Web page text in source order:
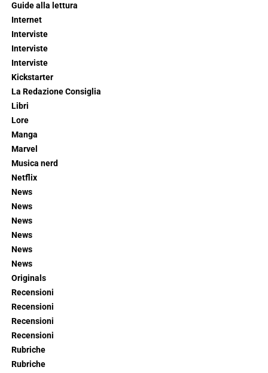
Guide alla lettura
Internet
Interviste
Interviste
Interviste
Kickstarter
La Redazione Consiglia
Libri
Lore
Manga
Marvel
Musica nerd
Netflix
News
News
News
News
News
News
Originals
Recensioni
Recensioni
Recensioni
Recensioni
Rubriche
Rubriche